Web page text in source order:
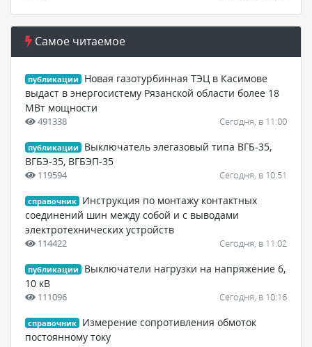
Самое читаемое
публикации
Новая газотурбинная ТЭЦ в Касимове
выдаст в энергосистему Рязанской области более 18
МВт мощности
491338 Сегодня, в 11:00
публикации
Выключатель элегазовый типа ВГБ-35,
ВГБЭ-35, ВГБЭП-35
119594 Сегодня, в 10:51
справочник
Инструкция по монтажу контактных
соединений шин между собой и с выводами
электротехнических устройств
114422 Сегодня, в 11:02
публикации
Выключатели нагрузки на напряжение 6,
10 кВ
111096 Сегодня, в 10:16
справочник
Измерение сопротивления обмоток
постоянному току